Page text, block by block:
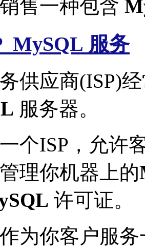
售一种包含
MySQL 服务
供应商(ISP)
服务器。
个ISP，允许
理你机器上的
许可证。
为你客户服